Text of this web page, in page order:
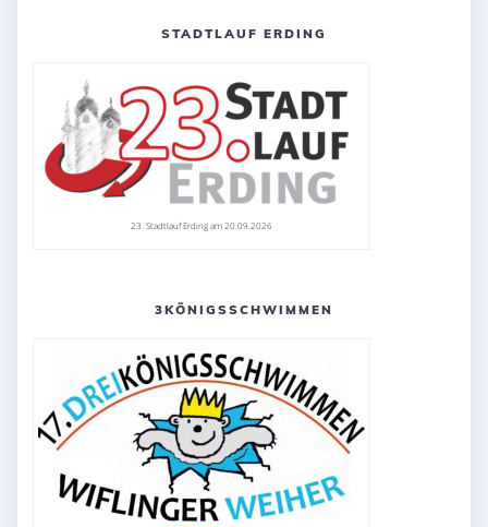
STADTLAUF ERDING
23. Stadtlauf Erding am 20.09.2026
3KÖNIGSSCHWIMMEN